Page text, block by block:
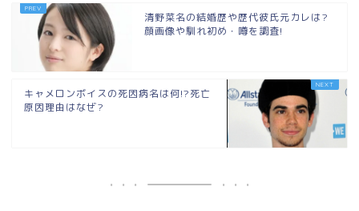
清野菜名の結婚歴や歴代彼氏元カレは?
顔画像や馴れ初め・噂を調査!
キャメロンボイスの死因病名は何!?死亡
原因理由はなぜ?